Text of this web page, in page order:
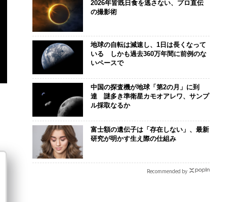
2026年皆既日食を逃さない、プロ直伝
の撮影術
地球の自転は減速し、1日は長くなって
いる しかも過去360万年間に前例のな
いペースで
中国の探査機が地球「第2の月」に到
達 謎多き準衛星カモオアレワ、サンプ
ル採取なるか
富士額の遺伝子は「存在しない」、最新
研究が明かす生え際の仕組み
Recommended by